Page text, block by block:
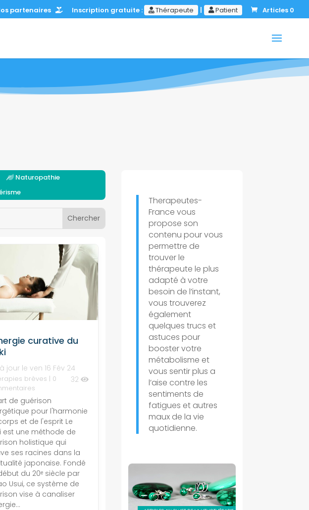
partenaires Inscription gratuite : Thérapeute | Patient Articles 0
Naturopathie
curative du
jour le ven 16 Fév 24
32
brèves | 0
de guérison
pour l'harmonie
et de l'esprit Le
est une méthode de
holistique qui
ses racines dans la
japonaise. Fondé
du 20ᵉ siècle par
Usui, ce système de
vise à canaliser
Therapeutes-
France vous
propose son
contenu pour vous
permettre de
trouver le
thérapeute le plus
adapté à votre
besoin de l’instant,
vous trouverez
également
quelques trucs et
astuces pour
booster votre
métabolisme et
vous sentir plus a
l’aise contre les
sentiments de
fatigues et autres
maux de la vie
quotidienne.